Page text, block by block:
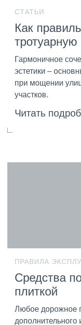
СТАТЬИ
Как
тротуарную
Гармоничное
эстетики –
при мощении
участков.
Читать
ПРАВИЛА
Средства
плиткой
Любое дорожное
дополнительного